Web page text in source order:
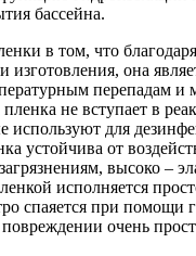
бассейна.
в том, что благодаря
изготовления, она
перепадам и
не вступает в
используют для
устойчива от
высоко –
исполняется
спаяется при помощи
очень